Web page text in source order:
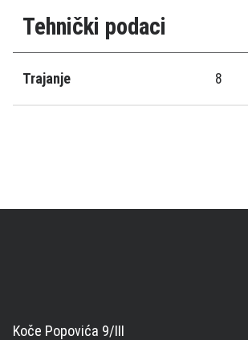
Tehnički podaci
Trajanje 8
Koče Popovića 9/III